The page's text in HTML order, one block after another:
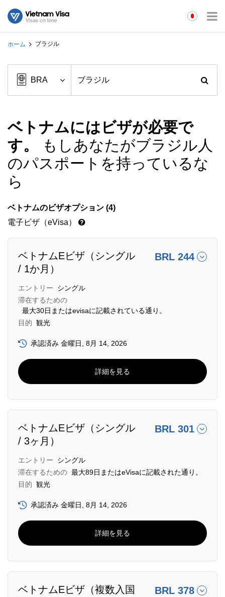
ホーム ブラジル
ベトナムにはビザが必要で
す。
もしあなたがブラジル人
のパスポートを持っているな
ら
ベトナムのビザオプション (4)
電子ビザ（eVisa）
ベトナムEビザ（シングル
/ 1か月）
BRL 244
エントリー
シングル
滞在するための
最大30日またはevisaに記載されている通り。
目的 観光
承認済み 金曜日, 8月 14, 2026
詳細を見る
ベトナムEビザ（シングル
/ 3ヶ月）
BRL 301
エントリー
シングル
滞在するための 最大89日またはeVisaに記載された通り。
目的 観光
承認済み 金曜日, 8月 14, 2026
詳細を見る
ベトナムEビザ（複数入国
BRL 378